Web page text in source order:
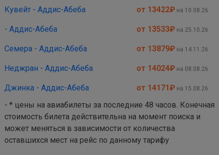
Кувейт - Аддис-Абеба от 13422₽ на 10.08.26
- Аддис-Абеба от 13533₽ на 25.10.26
Семера - Аддис-Абеба от 13879₽ на 14.11.26
Неджран - Аддис-Абеба от 14024₽ на 08.08.26
Джинка - Аддис-Абеба от 14171₽ на 15.08.26
- * цены на авиабилеты за последние 48 часов. Конечная
стоимость билета действительна на момент поиска и
может меняться в зависимости от количества
оставшихся мест на рейс по данному тарифу